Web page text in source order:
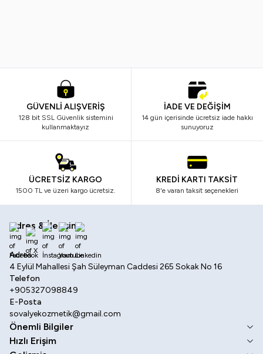
GÜVENLİ ALIŞVERİŞ
128 bit SSL Güvenlik sistemini
kullanmaktayız
İADE VE DEĞİŞİM
14 gün içerisinde ücretsiz iade hakkı
sunuyoruz
ÜCRETSİZ KARGO
1500 TL ve üzeri kargo ücretsiz.
KREDİ KARTI TAKSİT
8'e varan taksit seçenekleri
Adres & İletişim
Adres
4 Eylül Mahallesi Şah Süleyman Caddesi 265 Sokak No 16
Telefon
+905327098849
E-Posta
sovalyekozmetik@gmail.com
Facebook
X İnstagram
Youtube
Önemli Bilgiler
Hızlı Erişim